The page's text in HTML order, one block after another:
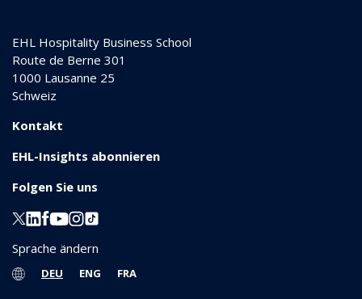
EHL Hospitality Business School
Route de Berne 301
1000 Lausanne 25
Schweiz
Kontakt
EHL-Insights abonnieren
Folgen Sie uns
Sprache ändern
DEU ENG FRA